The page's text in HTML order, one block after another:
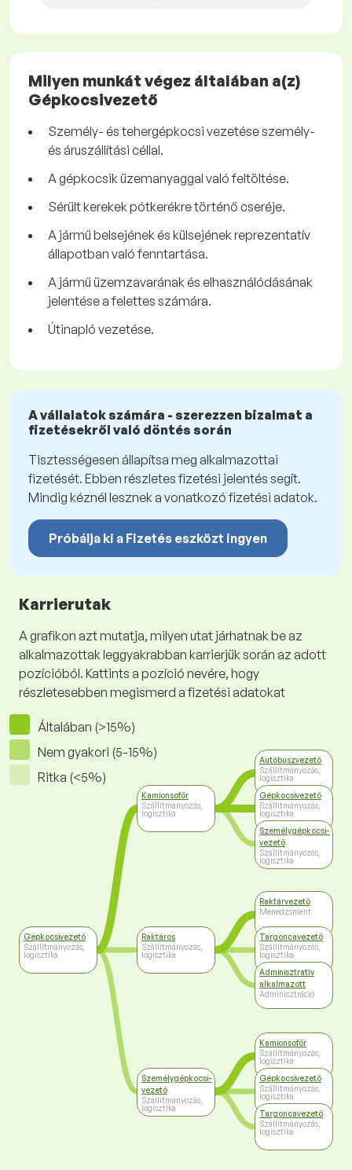
Milyen munkát végez általában a(z)
Gépkocsivezető
Személy- és tehergépkocsi vezetése személy-
és áruszállítási céllal.
A gépkocsik üzemanyaggal való feltöltése.
Sérült kerekek pótkerékre történő cseréje.
A jármű belsejének és külsejének reprezentatív
állapotban való fenntartása.
A jármű üzemzavarának és elhasználódásának
jelentése a felettes számára.
Útinapló vezetése.
A vállalatok számára - szerezzen bizalmat a
fizetésekről való döntés során
Tisztességesen állapítsa meg alkalmazottai
fizetését. Ebben részletes fizetési jelentés segít.
Mindig kéznél lesznek a vonatkozó fizetési adatok.
Próbálja ki a Fizetés eszközt ingyen
Karrierutak
A grafikon azt mutatja, milyen utat járhatnak be az
alkalmazottak leggyakrabban karrierjük során az adott
pozícióból. Kattints a pozíció nevére, hogy
részletesebben megismerd a fizetési adatokat
Általában (>15%)
Nem gyakori (5-15%)
Ritka (<5%)
Gépkocsivezető
Szállítmányozás,
logisztika
Kamionsofőr
Szállítmányozás,
logisztika
Raktáros
Szállítmányozás,
logisztika
Személygépkocsi-
vezető
Szállítmányozás,
logisztika
Autóbuszvezető
Szállítmányozás,
logisztika
Gépkocsivezető
Szállítmányozás,
logisztika
Személygépkocsi-
vezető
Szállítmányozás,
logisztika
Raktárvezető
Menedzsment
Targoncavezető
Szállítmányozás,
logisztika
Adminisztratív
alkalmazott
Adminisztráció
Kamionsofőr
Szállítmányozás,
logisztika
Gépkocsivezető
Szállítmányozás,
logisztika
Targoncavezető
Szállítmányozás,
logisztika